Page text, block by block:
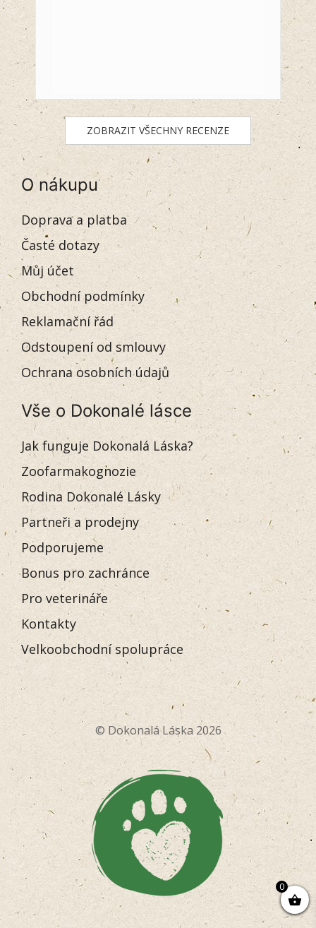
ZOBRAZIT VŠECHNY RECENZE
O nákupu
Doprava a platba
Časté dotazy
Můj účet
Obchodní podmínky
Reklamační řád
Odstoupení od smlouvy
Ochrana osobních údajů
Vše o Dokonalé lásce
Jak funguje Dokonalá Láska?
Zoofarmakognozie
Rodina Dokonalé Lásky
Partneři a prodejny
Podporujeme
Bonus pro zachránce
Pro veterináře
Kontakty
Velkoobchodní spolupráce
© Dokonalá Láska 2026
0